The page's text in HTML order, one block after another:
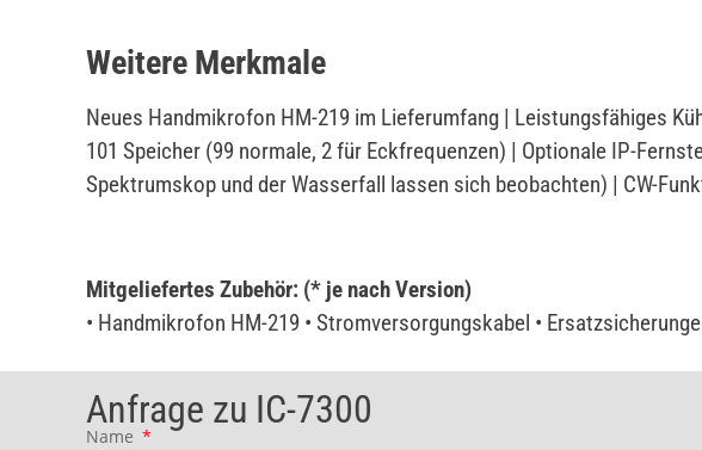
Weitere Merkmale
Neues Handmikrofon HM-219 im Lieferumfang | Leistungsfähiges
101 Speicher (99 normale, 2 für Eckfrequenzen) | Optionale IP-
Spektrumskop und der Wasserfall lassen sich beobachten) | CW-
Mitgeliefertes Zubehör: (* je nach Version)
• Handmikrofon HM-219 • Stromversorgungskabel •
Anfrage zu IC-7300
Name